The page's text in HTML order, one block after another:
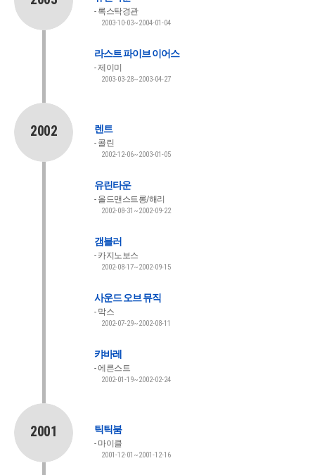
록스탁경관
2003-10-03~2004-01-04
라스트 파이브 이어스
제이미
2003-03-28~2003-04-27
2002 렌트
콜린
2002-12-06~2003-01-05
유린타운
올드맨스트롱/해리
2002-08-31~2002-09-22
갬블러
카지노보스
2002-08-17~2002-09-15
사운드 오브 뮤직
막스
2002-07-29~2002-08-11
캬바레
에른스트
2002-01-19~2002-02-24
2001 틱틱붐
마이클
2001-12-01~2001-12-16